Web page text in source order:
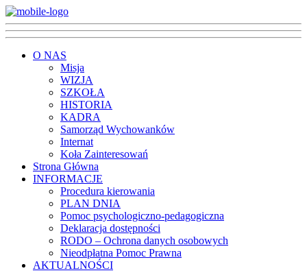
O NAS
Misja
WIZJA
SZKOŁA
HISTORIA
KADRA
Samorząd Wychowanków
Internat
Koła Zainteresowań
Strona Główna
INFORMACJE
Procedura kierowania
PLAN DNIA
Pomoc psychologiczno-pedagogiczna
Deklaracja dostępności
RODO – Ochrona danych osobowych
Nieodpłatna Pomoc Prawna
AKTUALNOŚCI